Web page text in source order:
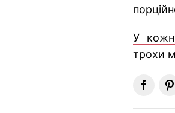
У
трохи